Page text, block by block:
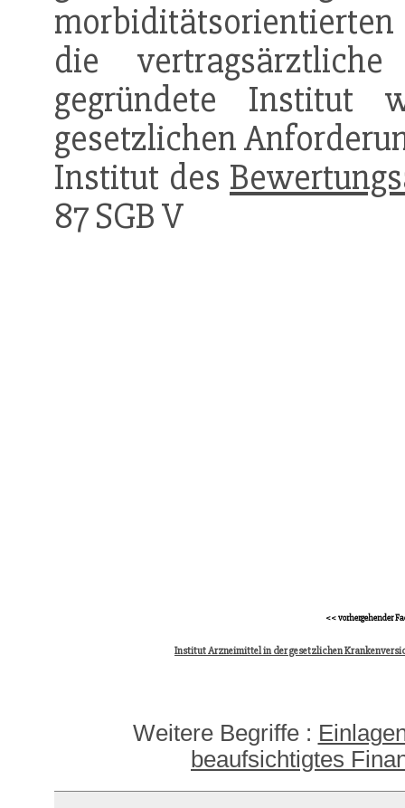
die
gegründete Institut
gesetzlichen
Institut des
87 SGB V
<< vorhergehender
Institut Arzneimittel in der gesetzlichen
Weitere Begriffe :
beaufsichtigtes